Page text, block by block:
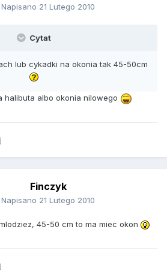
Napisano 21 Lutego 2010
Cytat
lub cykadki na okonia tak 45-50cm
halibuta albo okonia nilowego
Finczyk
Napisano 21 Lutego 2010
45-50 cm to ma miec okon